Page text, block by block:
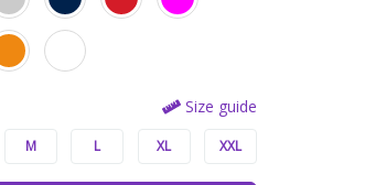
Size guide
M L XL XXL